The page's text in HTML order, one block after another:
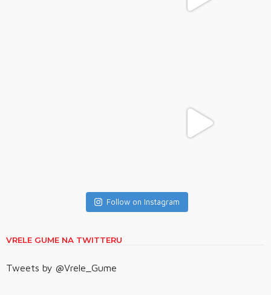
Follow on Instagram
VRELE GUME NA TWITTERU
Tweets by @Vrele_Gume